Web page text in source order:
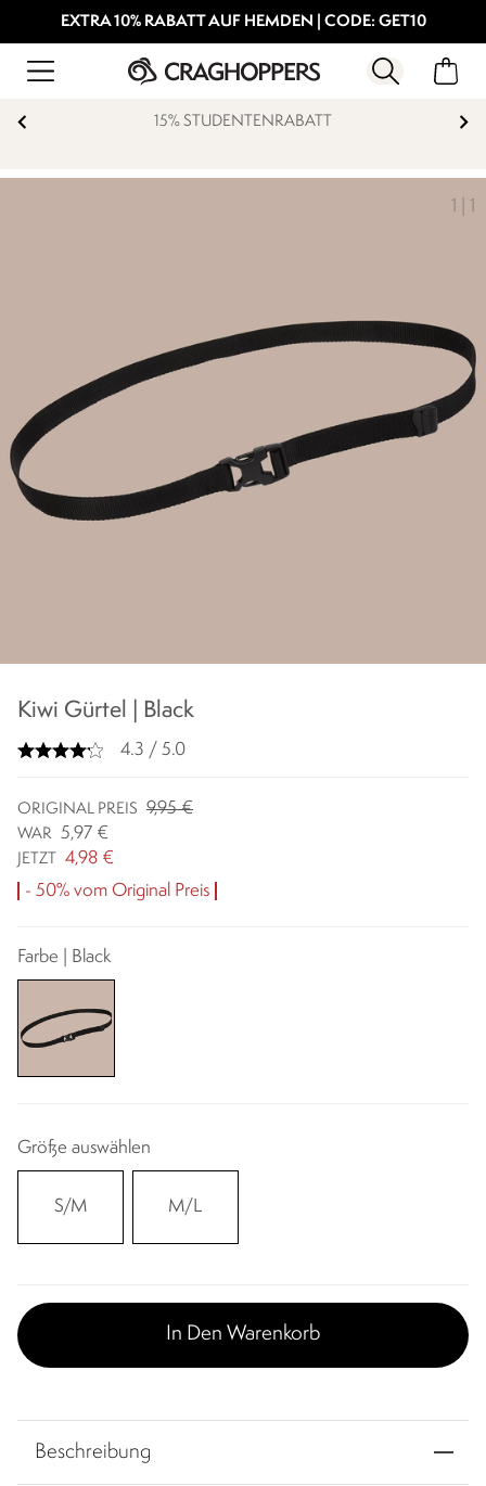
EXTRA 10% RABATT AUF HEMDEN | CODE: GET10
15% STUDENTENRABATT
1 1
Kiwi Gürtel | Black
4.3 / 5.0
ORIGINAL PREIS 9,95 €
WAR 5,97 €
JETZT
4,98 €
- 50% vom Original Preis
Farbe | Black
Größe auswählen
S/M M/L
In Den Warenkorb
Beschreibung